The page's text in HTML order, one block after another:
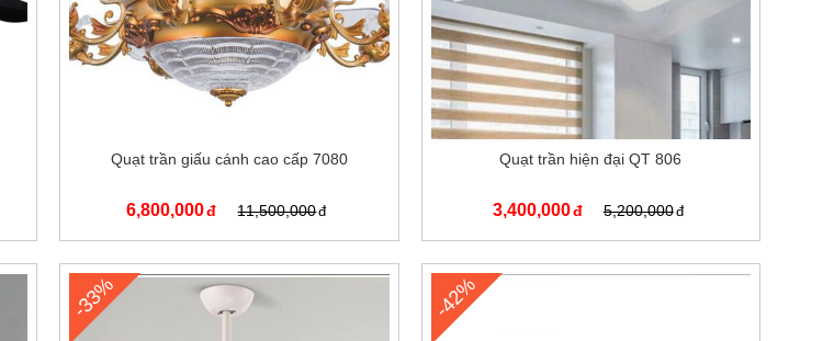
Quạt trần giấu cánh cao cấp 7080
6,800,000 11,500,000
Quạt trần hiện đại QT 806
3,400,000 5,200,000
-33% -42%